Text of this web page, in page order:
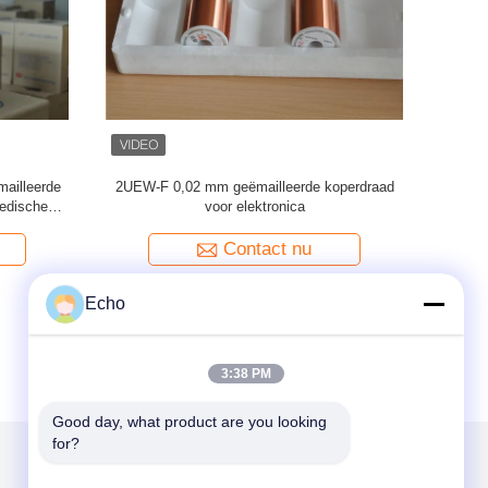
2UEW-F 0,02 mm geëmailleerde koperdraad
voor elektronica
Contact nu
Echo
3:38 PM
Good day, what product are you looking
for?